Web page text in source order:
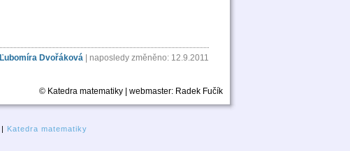
Ľubomíra Dvořáková | naposledy změněno: 12.9.2011
© Katedra matematiky | webmaster: Radek Fučík
Katedra matematiky